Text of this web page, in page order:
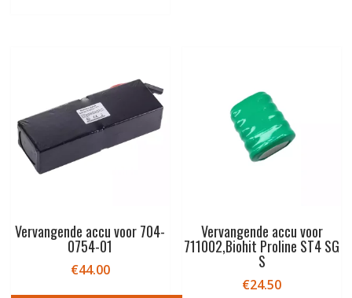
Vervangende accu voor 704-
0754-01
€44.00
Vervangende accu voor
711002,Biohit Proline ST4 SG
S
€24.50